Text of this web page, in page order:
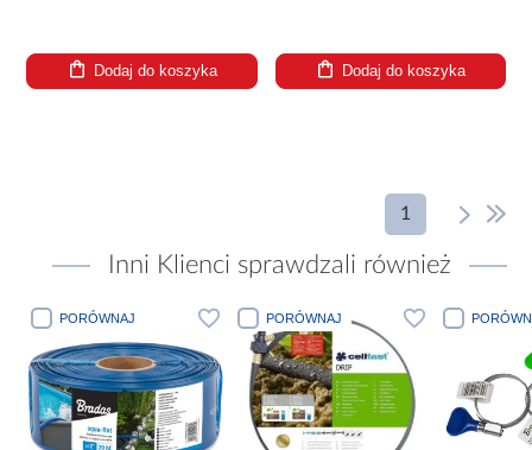
Dodaj do koszyka Dodaj do koszyka
1
Inni Klienci sprawdzali również
PORÓWNAJ PORÓWNAJ